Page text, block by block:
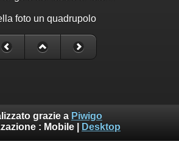
foto un quadrupolo
grazie a Piwigo
: Mobile Desktop